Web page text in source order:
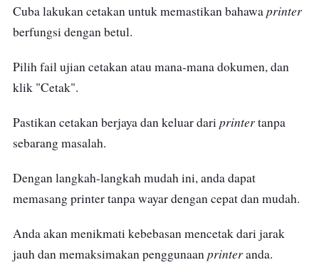
Cuba lakukan cetakan untuk memastikan bahawaprinter
berfungsi dengan betul.
Pilih fail ujian cetakan atau mana-mana dokumen, dan
klik "Cetak".
Pastikan cetakan berjaya dan keluar dariprintertanpa
sebarang masalah.
Dengan langkah-langkah mudah ini, anda dapat
memasang printer tanpa wayar dengan cepat dan mudah.
Anda akan menikmati kebebasan mencetak dari jarak
jauh dan memaksimakan penggunaanprinteranda.